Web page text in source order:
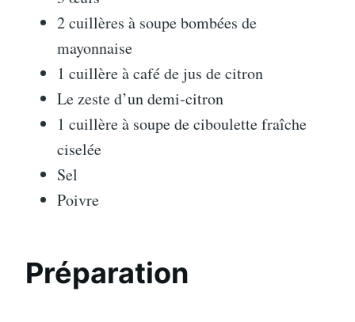
2 cuillères à soupe bombées de
mayonnaise
1 cuillère à café de jus de citron
Le zeste d’un demi-citron
1 cuillère à soupe de ciboulette fraîche
ciselée
Sel
Poivre
Préparation